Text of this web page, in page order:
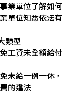
業單位了解如何
單位知悉依法有
類型
工資未全額給付
未給一例一休，
的違法